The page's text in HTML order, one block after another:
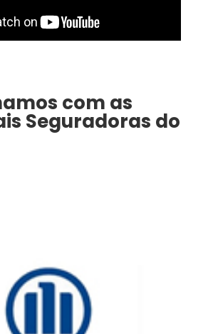
com as
Seguradoras do